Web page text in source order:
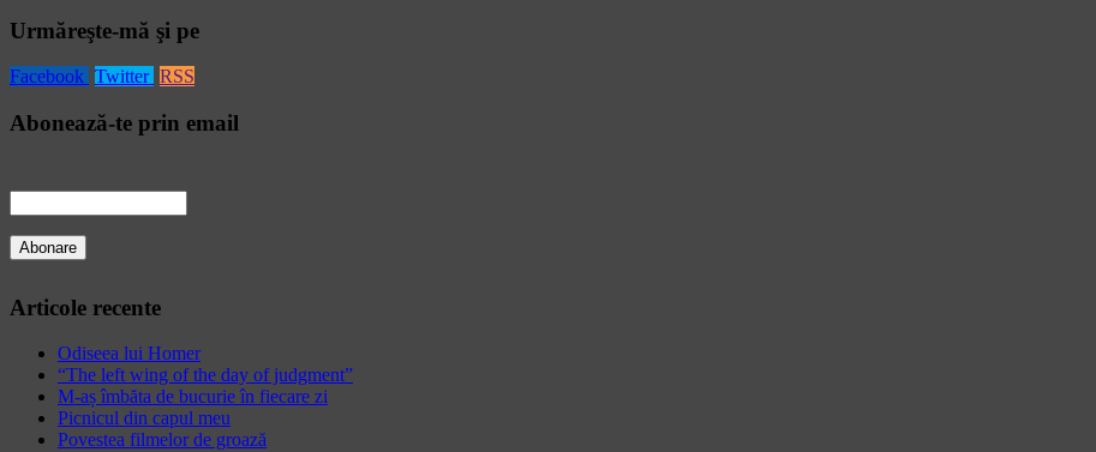
Urmăreşte-mă şi pe
Facebook Twitter RSS
Abonează-te prin email
Articole recente
Odiseea lui Homer
“The left wing of the day of judgment”
M-aș îmbăta de bucurie în fiecare zi
Picnicul din capul meu
Povestea filmelor de groază